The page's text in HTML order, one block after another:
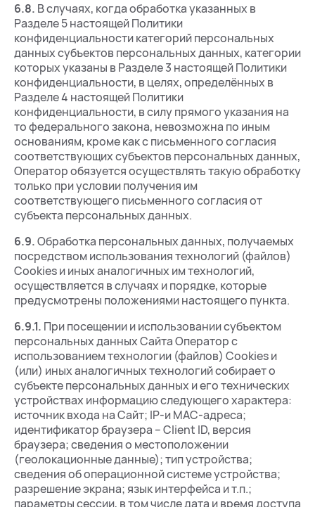
6.8. В случаях, когда обработка указанных в
Разделе 5 настоящей Политики
конфиденциальности категорий персональных
данных субъектов персональных данных, категории
которых указаны в Разделе 3 настоящей Политики
конфиденциальности, в целях, определённых в
Разделе 4 настоящей Политики
конфиденциальности, в силу прямого указания на
то федерального закона, невозможна по иным
основаниям, кроме как с письменного согласия
соответствующих субъектов персональных данных,
Оператор обязуется осуществлять такую обработку
только при условии получения им
соответствующего письменного согласия от
субъекта персональных данных.
6.9.Обработка персональных данных, получаемых
посредством использования технологий (файлов)
Cookies и иных аналогичных им технологий,
осуществляется в случаях и порядке, которые
предусмотрены положениями настоящего пункта.
6.9.1. При посещении и использовании субъектом
персональных данных Сайта Оператор с
использованием технологии (файлов) Cookies и
(или) иных аналогичных технологий собирает о
субъекте персональных данных и его технических
устройствах информацию следующего характера:
источник входа на Сайт; IP-и MAC-адреса;
идентификатор браузера – Client ID, версия
браузера; сведения о местоположении
(геолокационные данные); тип устройства;
сведения об операционной системе устройства;
разрешение экрана; язык интерфейса и т.п.;
параметры сессии, в том числе дата и время доступа